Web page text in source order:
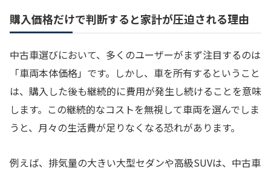
購入価格だけで判断すると家計が圧迫される理由
中古車選びにおいて、多くのユーザーがまず注目するのは
「車両本体価格」です。しかし、車を所有するということ
は、購入した後も継続的に費用が発生し続けることを意味
します。この継続的なコストを無視して車両を選んでしま
うと、月々の生活費が足りなくなる恐れがあります。
例えば、排気量の大きい大型セダンや高級SUVは、中古車